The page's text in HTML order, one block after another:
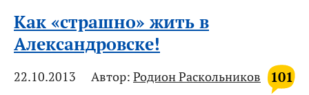
Как «страшно» жить в
Александровске!
101
22.10.2013 Автор: Родион Раскольников